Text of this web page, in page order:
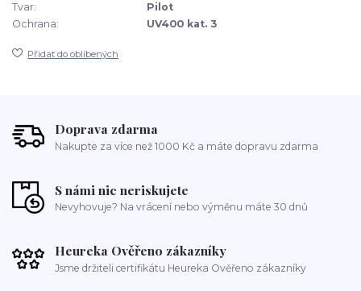
Tvar:
Pilot
Ochrana:
UV400 kat. 3
Přidat do oblíbených
Doprava zdarma
Nakupte za více než 1000 Kč a máte dopravu zdarma
S námi nic neriskujete
Nevyhovuje? Na vrácení nebo výměnu máte 30 dnů
Heureka Ověřeno zákazníky
Jsme držiteli certifikátu Heureka Ověřeno zákazníky